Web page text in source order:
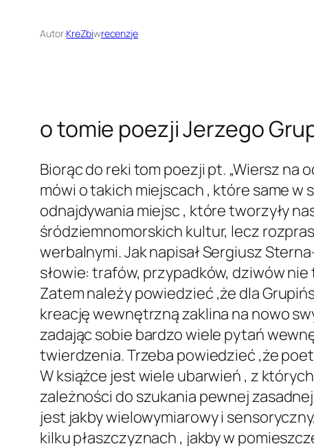
Autor:KreZbiwrecenzje
o tomie poezji Jerzego
Biorąc do reki tom poezji pt. „Wiersz na
mówi o takich miejscach , które same w
odnajdywania miejsc , które tworzyły
śródziemnomorskich kultur, lecz
werbalnymi. Jak napisał Sergiusz
słowie: trafów, przypadków, dziwów
Zatem należy powiedzieć ,że dla
kreację wewnętrzną zaklina na nowo
zadając sobie bardzo wiele pytań
twierdzenia. Trzeba powiedzieć ,że
W książce jest wiele ubarwień , z
zależności do szukania pewnej
jest jakby wielowymiarowy i
kilku płaszczyznach , jakby w